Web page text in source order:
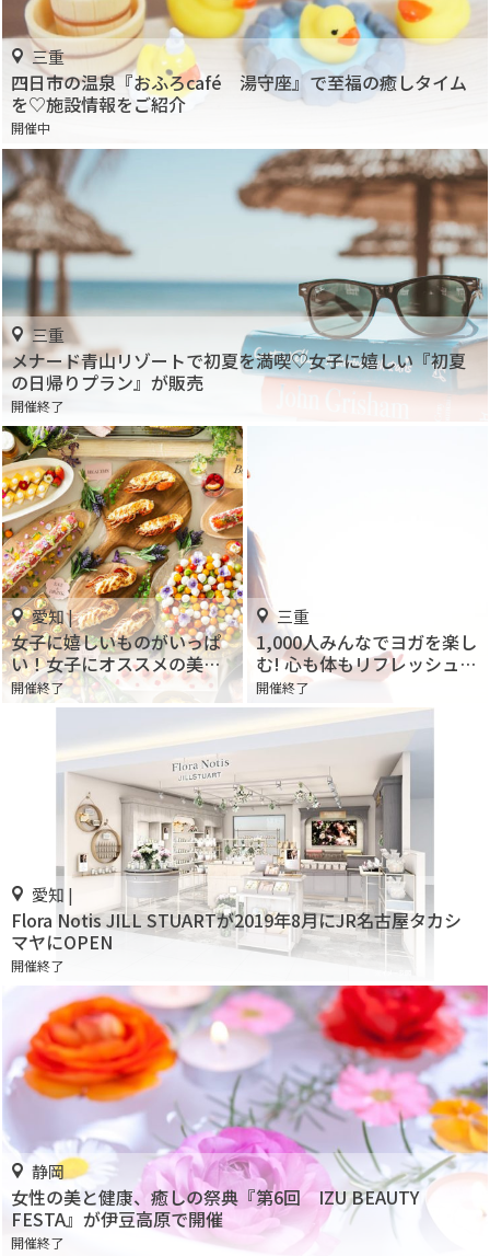
三重
四日市の温泉『おふろcafé 湯守座』で至福の癒しタイム
を♡施設情報をご紹介
開催中
三重
メナード青山リゾートで初夏を満喫♡女子に嬉しい『初夏
の日帰りプラン』が販売
開催終了
愛知 |
女子に嬉しいものがいっぱ
い！女子にオススメの美ア
ガーデン！
「Beauty&Sweet BEER
開催終了
三重
1,000人みんなでヨガを楽し
む! 心も体もリフレッシュ!!
「国際ヨガデー三重」開
催！
開催終了
愛知 |
Flora Notis JILL STUARTが2019年8月にJR名古屋タカシ
マヤにOPEN
開催終了
静岡
女性の美と健康、癒しの祭典『第6回 IZU BEAUTY
FESTA』が伊豆高原で開催
開催終了